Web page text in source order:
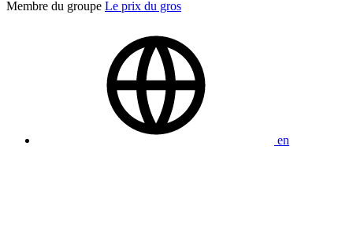
Membre du groupe Le prix du gros
en